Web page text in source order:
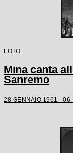
FOTO
Mina canta
Sanremo
28 GENNAIO 1961 - 06